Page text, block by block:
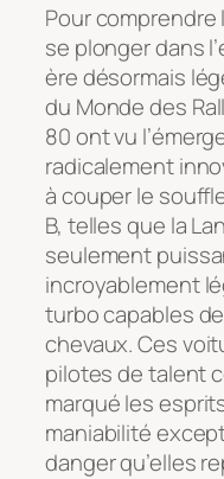
Pour comprendre
se plonger dans
ère désormais
du Monde des
80 ont vu
radicalement
à couper le
B, telles que la
seulement
incroyablement
turbo capables
chevaux. Ces
pilotes de talent
marqué les
maniabilité
danger qu’elles